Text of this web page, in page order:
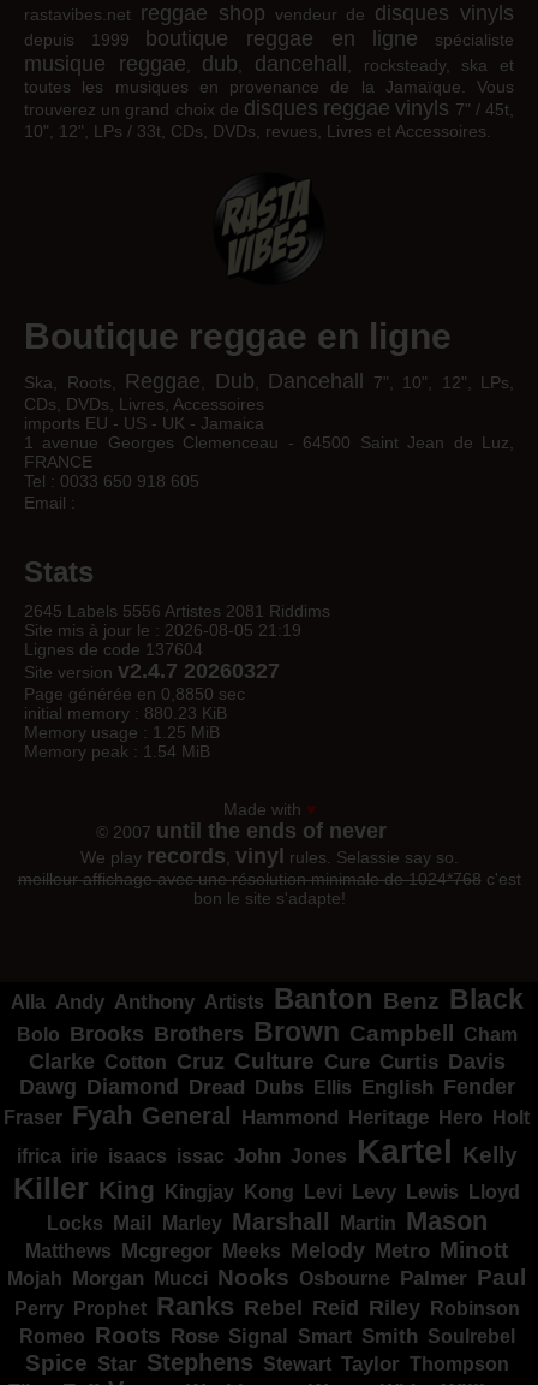
rastavibes.net reggae shop vendeur de disques vinyls
depuis 1999 boutique reggae en ligne spécialiste
musique reggae dub dancehall
, rocksteady, ska et
toutes les musiques en provenance de la Jamaïque. Vous
trouverez un grand choix de disques reggae vinyls 7" / 45t,
10", 12", LPs / 33t, CDs, DVDs, revues, Livres et Accessoires.
Boutique reggae en ligne
Ska, Roots, Reggae Dub Dancehall
7", 10", 12", LPs,
CDs, DVDs, Livres, Accessoires
imports EU - US - UK - Jamaica
1 avenue Georges Clemenceau - 64500 Saint Jean de Luz,
FRANCE
Tel : 0033 650 918 605
Email :
Stats
2645 Labels 5556 Artistes 2081 Riddims
Site mis à jour le : 2026-08-05 21:19
Lignes de code 137604
Site version v2.4.7 20260327
Page générée en 0,8850 sec
initial memory : 880.23 KiB
Memory usage : 1.25 MiB
Memory peak : 1.54 MiB
Made with ♥
© 2007 until the ends of never
We play records vinyl
rules. Selassie say so.
meilleur affichage avec une résolution minimale de 1024*768c'est
bon le site s'adapte!
Alla Andy Anthony Artists Banton Benz Black
Bolo Brooks Brothers Brown Campbell Cham
Clarke Cotton Cruz Culture Cure Curtis Davis
Dawg Diamond Dread Dubs Ellis English Fender
Fraser Fyah General Hammond Heritage Hero
Holt
ifrica irie isaacs issac John Jones Kartel Kelly
Killer King Kingjay Kong Levi Levy Lewis
Lloyd
Locks Mail Marley Marshall Martin Mason
Matthews Mcgregor Meeks Melody Metro Minott
Mojah Morgan Mucci Nooks Osbourne Palmer Paul
Perry Prophet Ranks Rebel Reid Riley Robinson
Romeo Roots Rose Signal Smart Smith Soulrebel
Spice Star Stephens Stewart Taylor Thompson